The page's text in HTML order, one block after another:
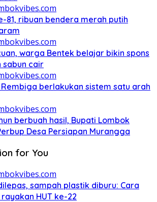
81, ribuan bendera merah putih
warga Bentek belajar bikin spons
sabun cair
Rembiga berlakukan sistem satu arah
berbuah hasil, Bupati Lombok
Desa Persiapan Murangga
for You
sampah plastik diburu: Cara
HUT ke-22